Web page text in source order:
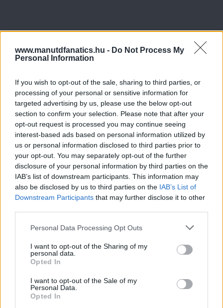
www.manutdfanatics.hu - Do Not Process My
Personal Information
If you wish to opt-out of the sale, sharing to third parties, or
processing of your personal or sensitive information for
targeted advertising by us, please use the below opt-out
section to confirm your selection. Please note that after your
opt-out request is processed you may continue seeing
interest-based ads based on personal information utilized by
us or personal information disclosed to third parties prior to
your opt-out. You may separately opt-out of the further
disclosure of your personal information by third parties on the
IAB’s list of downstream participants. This information may
also be disclosed by us to third parties on the IAB’s List of
Downstream Participants that may further disclose it to other
Please note that this website/app uses one or more Google
not limited to your visit or usage behaviour. You may click to
grant or deny consent to Google and its third-party tags to
use your data for below specified purposes in below Google
consent section.
Personal Data Processing Opt Outs
I want to opt-out of the Sharing of my
personal data.
Opted In
I want to opt-out of the Sale of my
Personal Data.
Opted In
Meccs Center
Paris Saint-Germain
Manchester United